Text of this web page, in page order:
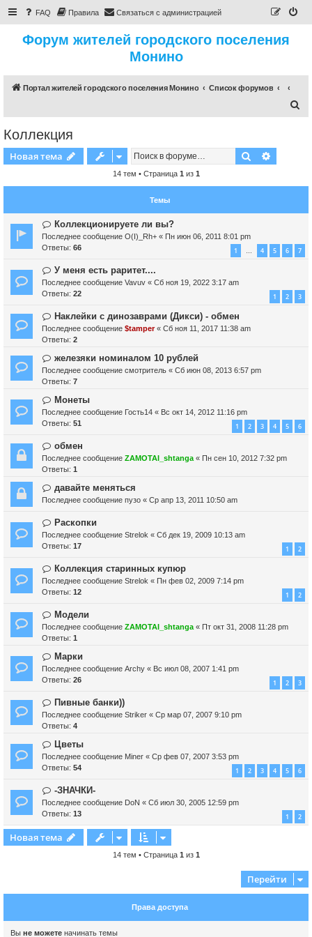
FAQ Правила Связаться с администрацией
Форум жителей городского поселения
Монино
Портал жителей городского поселения Монино
Список форумов
Коллекция
Новая тема Поиск
14 тем • Страница 1 из 1
Темы
Коллекционируете ли вы?
Последнее сообщение O(I)_Rh+ « Пн июн 06, 2011 8:01 pm
Ответы: 66 1 … 4 5 6 7
У меня есть раритет....
Последнее сообщение Vavuv « Сб ноя 19, 2022 3:17 am
Ответы: 22 1 2 3
Наклейки с динозаврами (Дикси) - обмен
Последнее сообщение $tamper« Сб ноя 11, 2017 11:38 am
Ответы: 2
железяки номиналом 10 рублей
Последнее сообщение смотритель « Сб июн 08, 2013 6:57 pm
Ответы: 7
Монеты
Последнее сообщение Гость14 « Вс окт 14, 2012 11:16 pm
Ответы: 51 1 2 3 4 5 6
обмен
Последнее сообщение ZAMOTAI_shtanga « Пн сен 10, 2012 7:32 pm
Ответы: 1
давайте меняться
Последнее сообщение пузо « Ср апр 13, 2011 10:50 am
Раскопки
Последнее сообщение Strelok « Сб дек 19, 2009 10:13 am
Ответы: 17 1 2
Коллекция старинных купюр
Последнее сообщение Strelok « Пн фев 02, 2009 7:14 pm
Ответы: 12 1 2
Модели
Последнее сообщение ZAMOTAI_shtanga « Пт окт 31, 2008 11:28 pm
Ответы: 1
Марки
Последнее сообщение Archy « Вс июл 08, 2007 1:41 pm
Ответы: 26 1 2 3
Пивные банки))
Последнее сообщение Striker « Ср мар 07, 2007 9:10 pm
Ответы: 4
Цветы
Последнее сообщение Miner « Ср фев 07, 2007 3:53 pm
Ответы: 54 1 2 3 4 5 6
-ЗНАЧКИ-
Последнее сообщение DoN « Сб июл 30, 2005 12:59 pm
Ответы: 13 1 2
Новая тема
14 тем • Страница 1 из 1
Перейти
Права доступа
Вы не можете начинать темы